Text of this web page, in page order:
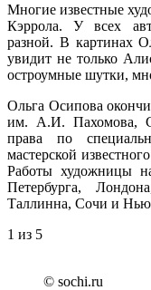
Многие известные
Кэррола. У всех
разной. В картинах
увидит не только
остроумные шутки,
Ольга Осипова
им. А.И. Пахомова,
права по
мастерской
Работы художницы
Петербурга,
Таллинна, Сочи и
1 из 5
© sochi.ru